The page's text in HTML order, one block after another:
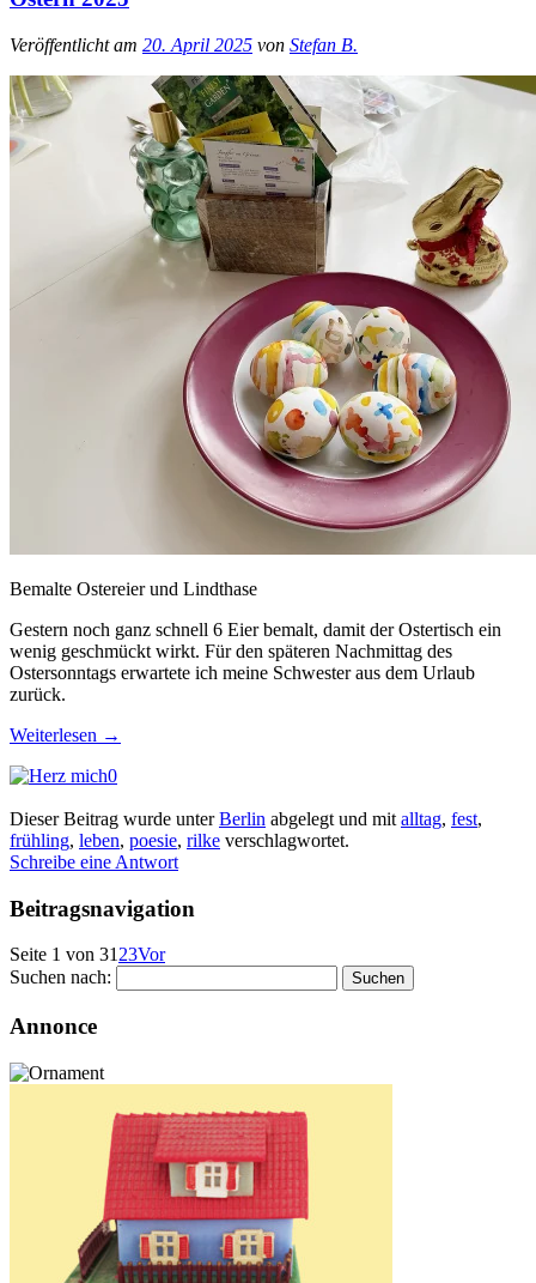
Veröffentlicht am 20. April 2025 von Stefan B.
Bemalte Ostereier und Lindthase
Gestern noch ganz schnell 6 Eier bemalt, damit der Ostertisch ein
wenig geschmückt wirkt. Für den späteren Nachmittag des
Ostersonntags erwartete ich meine Schwester aus dem Urlaub
zurück.
Weiterlesen →
0
Dieser Beitrag wurde unterBerlin abgelegt und mit alltag, fest,
frühling, leben, poesie, rilke verschlagwortet.
Schreibe eine Antwort
Beitragsnavigation
Seite 1 von 31 23Vor
Suchen nach:
Annonce